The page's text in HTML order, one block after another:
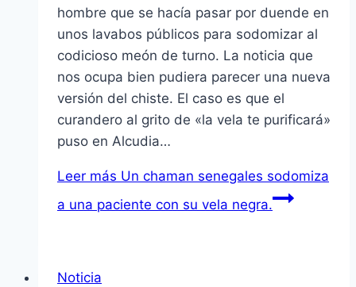
hombre que se hací­a pasar por duende en
unos lavabos públicos para sodomizar al
codicioso meón de turno. La noticia que
nos ocupa bien pudiera parecer una nueva
versión del chiste. El caso es que el
curandero al grito de «la vela te purificará»
puso en Alcudia…
Leer más Un chaman senegales sodomiza
a una paciente con su vela negra.
Noticia